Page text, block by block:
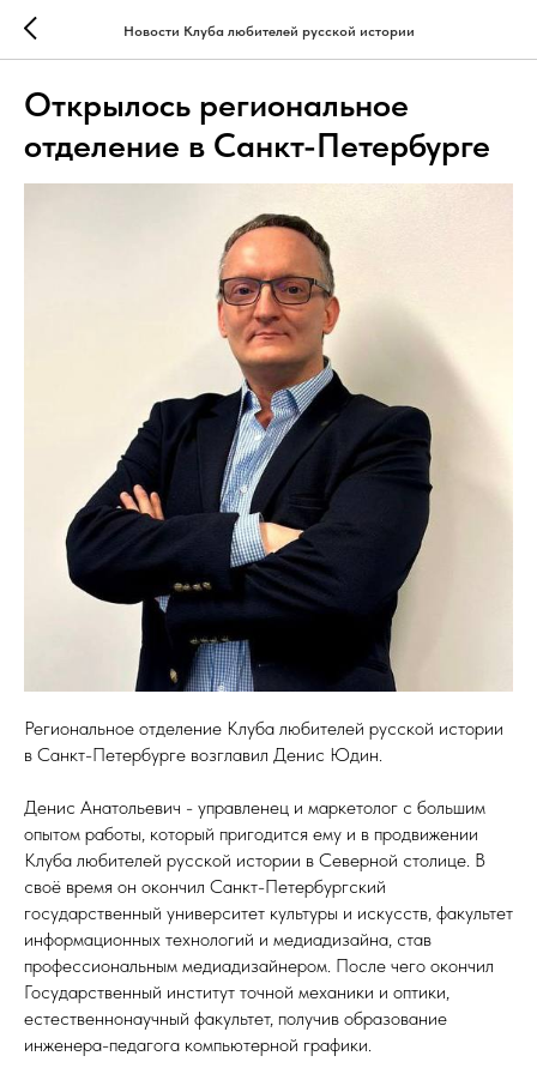
Новости Клуба любителей русской истории
Открылось региональное
отделение в Санкт-Петербурге
Региональное отделение Клуба любителей русской истории
в Санкт-Петербурге возглавил Денис Юдин.
Денис Анатольевич - управленец и маркетолог с большим
опытом работы, который пригодится ему и в продвижении
Клуба любителей русской истории в Северной столице. В
своё время он окончил Санкт-Петербургский
государственный университет культуры и искусств, факультет
информационных технологий и медиадизайна, став
профессиональным медиадизайнером. После чего окончил
Государственный институт точной механики и оптики,
естественнонаучный факультет, получив образование
инженера-педагога компьютерной графики.